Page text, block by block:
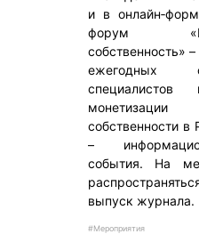
и в
форум
собственность»
ежегодных
монетизации
собственности в
–
события. На
выпуск журнала.
#Мероприятия